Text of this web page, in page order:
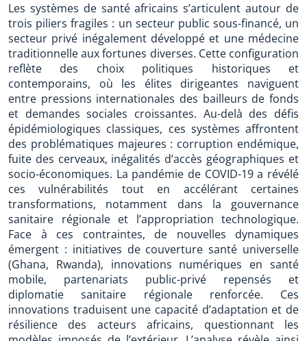
Les systèmes de santé africains s’articulent autour de
trois piliers fragiles : un secteur public sous-financé, un
secteur privé inégalement développé et une médecine
traditionnelle aux fortunes diverses. Cette configuration
reflète des choix politiques historiques et
contemporains, où les élites dirigeantes naviguent
entre pressions internationales des bailleurs de fonds
et demandes sociales croissantes. Au-delà des défis
épidémiologiques classiques, ces systèmes affrontent
des problématiques majeures : corruption endémique,
fuite des cerveaux, inégalités d’accès géographiques et
socio-économiques. La pandémie de COVID-19 a révélé
ces vulnérabilités tout en accélérant certaines
transformations, notamment dans la gouvernance
sanitaire régionale et l’appropriation technologique.
Face à ces contraintes, de nouvelles dynamiques
émergent : initiatives de couverture santé universelle
(Ghana, Rwanda), innovations numériques en santé
mobile, partenariats public-privé repensés et
diplomatie sanitaire régionale renforcée. Ces
innovations traduisent une capacité d’adaptation et de
résilience des acteurs africains, questionnant les